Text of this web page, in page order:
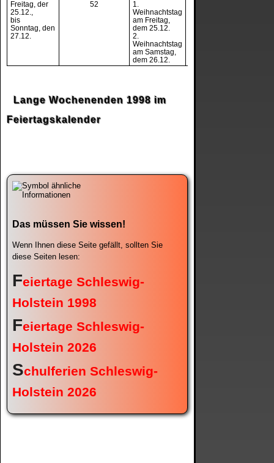
Freitag, der
25.12.
bis
Sonntag, den
27.12.
52
1.
Weihnachtstag
am Freitag,
dem 25.12.
2.
Weihnachtstag
am Samstag,
dem 26.12.
Lange Wochenenden 1998 im
Feiertagskalender
Das müssen Sie wissen!
Wenn Ihnen diese Seite gefällt, sollten Sie
diese Seiten lesen:
Feiertage Schleswig-
Holstein 1998
Feiertage Schleswig-
Holstein 2026
Schulferien Schleswig-
Holstein 2026